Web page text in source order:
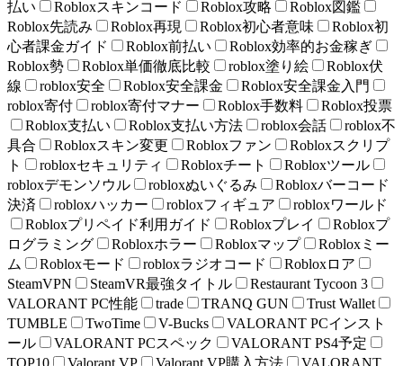
払い
Robloxスキンコード Roblox攻略
Roblox図鑑
Roblox先読み
Roblox再現 Roblox初心者意味
Roblox初
心者課金ガイド
Roblox前払い
Roblox効率的お金稼ぎ
Roblox勢
Roblox単価徹底比較 roblox塗り絵
Roblox伏
線
roblox安全 Roblox安全課金
Roblox安全課金入門
roblox寄付
roblox寄付マナー Roblox手数料
Roblox投票
Roblox支払い
Roblox支払い方法 roblox会話
roblox不
具合
Robloxスキン変更 Robloxファン
Robloxスクリプ
ト
robloxセキュリティ Robloxチート
Robloxツール
robloxデモンソウル
robloxぬいぐるみ
Robloxバーコード
決済
robloxハッカー robloxフィギュア
robloxワールド
Robloxプリペイド利用ガイド
Robloxプレイ
Robloxプ
ログラミング
Robloxホラー Robloxマップ
Robloxミー
ム
Robloxモード robloxラジオコード
Robloxロア
SteamVPN
SteamVR最強タイトル
Restaurant Tycoon 3
VALORANT PC性能
trade TRANQ GUN
Trust Wallet
TUMBLE
TwoTime V-Bucks
VALORANT PCインスト
ール
VALORANT PCスペック
VALORANT PS4予定